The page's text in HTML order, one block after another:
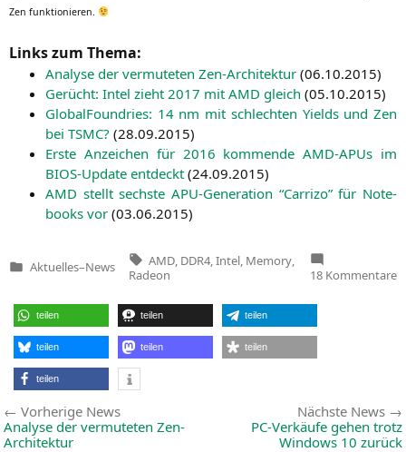
Zen funktionieren.
Links zum Thema:
Ana­ly­se der ver­mu­te­ten Zen-Archi­tek­tur (06.10.2015)
Gerücht: Intel zieht 2017 mit AMD gleich (05.10.2015)
Glo­bal­Found­ries: 14 nm mit schlech­ten Yields und Zen
bei TSMC? (28.09.2015)
Ers­te Anzei­chen für 2016 kom­men­de AMD-APUs im
BIOS-Update ent­deckt (24.09.2015)
AMD stellt sechs­te APU-Gene­ra­ti­on “Car­ri­zo” für Note­
books vor (03.06.2015)
Veröffentlicht
Aktuelles–News
Tags:
AMD DDR4 Intel Memory
Radeon
18 Kommentare
teilen teilen teilen
teilen teilen teilen
teilen
Beitragsnavigation
Vorherige NewsVorherige
News:
Analyse der vermuteten Zen-
Architektur
Nächste News
PC-Verkäufe gehen trotz
Windows 10 zurück